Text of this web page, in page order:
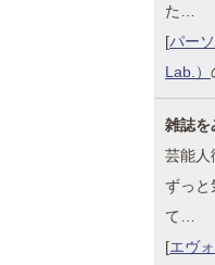
た…
[パー
Lab.）
雑誌を
芸能人
ずっと
て…
[エヴ